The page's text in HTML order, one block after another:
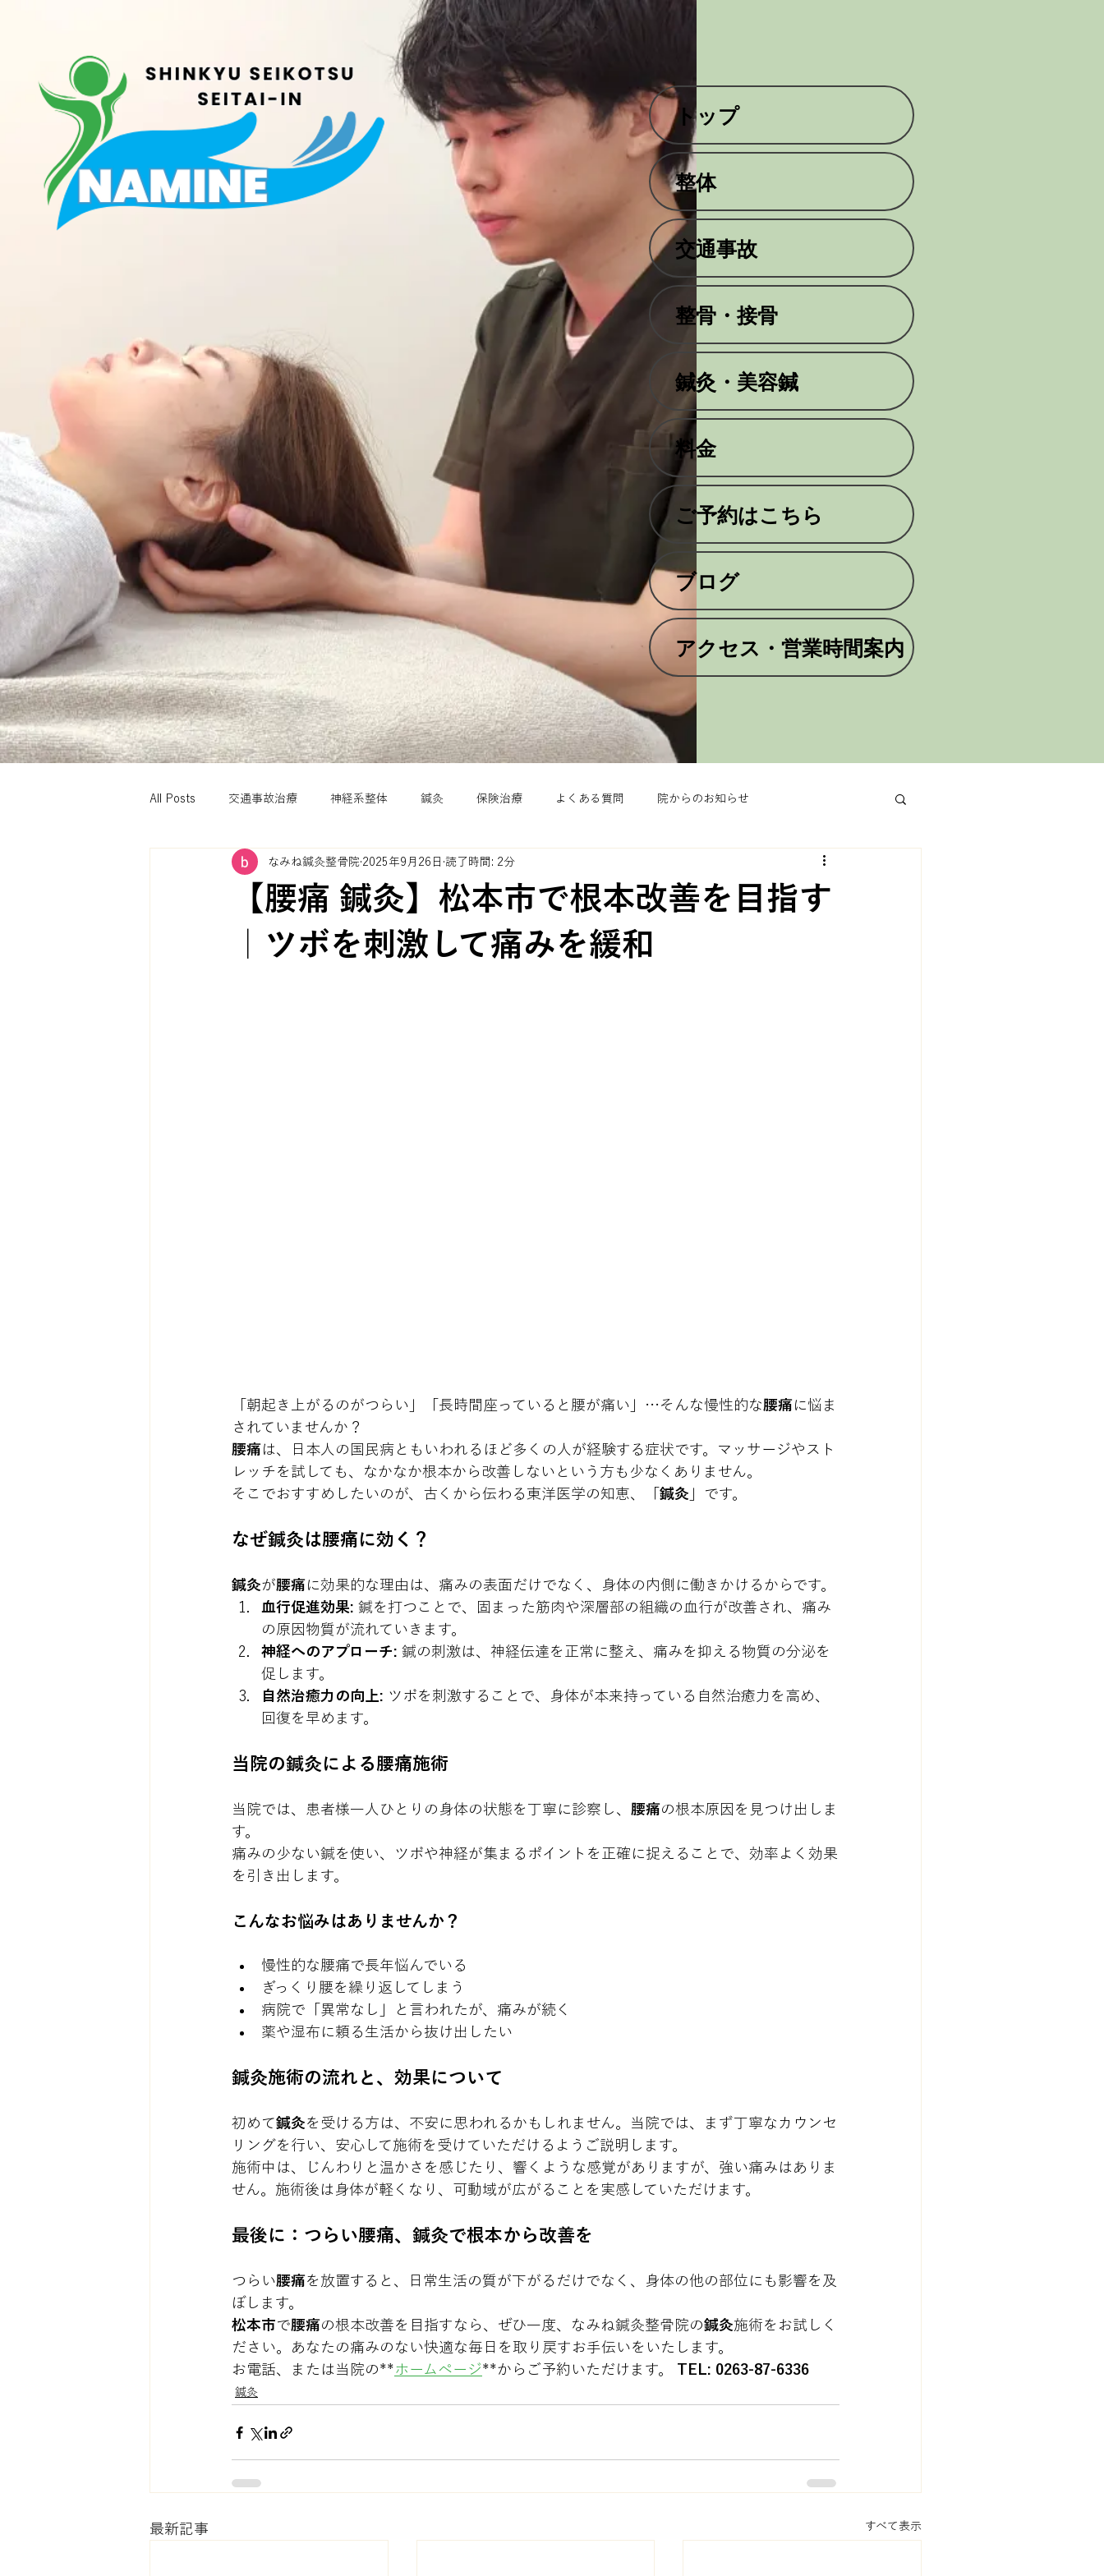
トップ
整体
交通事故
整骨・接骨
鍼灸・美容鍼
料金
ご予約はこちら
ブログ
アクセス・営業時間案内
All Posts 交通事故治療 神経系整体 鍼灸 保険治療 よくある質問 院からのお知らせ
【腰痛 鍼灸】松本市で根本改善を目指す
｜ツボを刺激して痛みを緩和
なみね鍼灸整骨院 2025年9月26日 読了時間: 2分
「朝起き上がるのがつらい」「長時間座っていると腰が痛い」…そんな慢性的な腰痛に悩ま
されていませんか？
腰痛は、日本人の国民病ともいわれるほど多くの人が経験する症状です。マッサージやスト
レッチを試しても、なかなか根本から改善しないという方も少なくありません。
そこでおすすめしたいのが、古くから伝わる東洋医学の知恵、「 鍼灸 」です。
なぜ鍼灸は腰痛に効く？
鍼灸が腰痛に効果的な理由は、痛みの表面だけでなく、身体の内側に働きかけるからです。
血行促進効果: 鍼を打つことで、固まった筋肉や深層部の組織の血行が改善され、痛み
の原因物質が流れていきます。
神経へのアプローチ: 鍼の刺激は、神経伝達を正常に整え、痛みを抑える物質の分泌を
促します。
自然治癒力の向上: ツボを刺激することで、身体が本来持っている自然治癒力を高め、
回復を早めます。
当院の鍼灸による腰痛施術
当院では、患者様一人ひとりの身体の状態を丁寧に診察し、 腰痛の根本原因を見つけ出しま
す。
痛みの少ない鍼を使い、ツボや神経が集まるポイントを正確に捉えることで、効率よく効果
を引き出します。
こんなお悩みはありませんか？
慢性的な腰痛で長年悩んでいる
ぎっくり腰を繰り返してしまう
病院で「異常なし」と言われたが、痛みが続く
薬や湿布に頼る生活から抜け出したい
鍼灸施術の流れと、効果について
初めて鍼灸を受ける方は、不安に思われるかもしれません。当院では、まず丁寧なカウンセ
リングを行い、安心して施術を受けていただけるようご説明します。
施術中は、じんわりと温かさを感じたり、響くような感覚がありますが、強い痛みはありま
せん。施術後は身体が軽くなり、可動域が広がることを実感していただけます。
最後に：つらい腰痛、鍼灸で根本から改善を
つらい腰痛を放置すると、日常生活の質が下がるだけでなく、身体の他の部位にも影響を及
ぼします。
松本市で腰痛の根本改善を目指すなら、ぜひ一度、なみね鍼灸整骨院の鍼灸施術をお試しく
ださい。あなたの痛みのない快適な毎日を取り戻すお手伝いをいたします。
お電話、または当院の**ホームページ**からご予約いただけます。 TEL: 0263-87-6336
鍼灸
最新記事 すべて表示